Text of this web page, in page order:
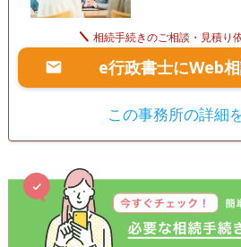
相続手続きのご相談・見積り
e行政書士にWeb
この事務所の詳細